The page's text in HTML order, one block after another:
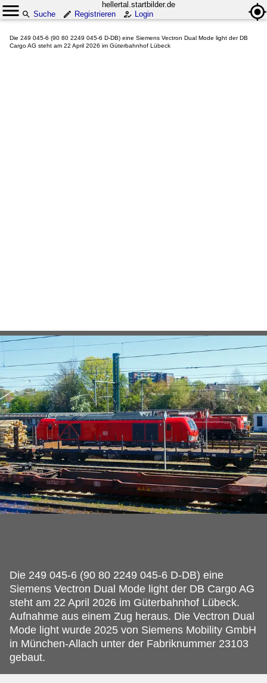
hellertal.startbilder.de
Suche
Registrieren Login
Die 249 045-6 (90 80 2249 045-6 D-DB) eine Siemens Vectron Dual Mode light der DB
Cargo AG steht am 22 April 2026 im Güterbahnhof Lübeck
Die 249 045-6 (90 80 2249 045-6 D-DB) eine
Siemens Vectron Dual Mode light der DB Cargo AG
steht am 22 April 2026 im Güterbahnhof Lübeck.
Aufnahme aus einem Zug heraus. Die Vectron Dual
Mode light wurde 2025 von Siemens Mobility GmbH
in München-Allach unter der Fabriknummer 23103
gebaut.